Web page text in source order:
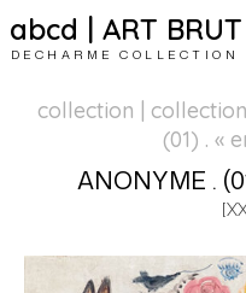
abcd | ART BRUT
DECHARME COLLECTION
collection |
(01) . «
ANONYME .